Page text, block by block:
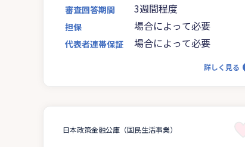
審査回答期間 3週間程度
担保 場合によって必要
代表者連帯保証 場合によって必要
詳しく見る
日本政策金融公庫（国民生活事業）